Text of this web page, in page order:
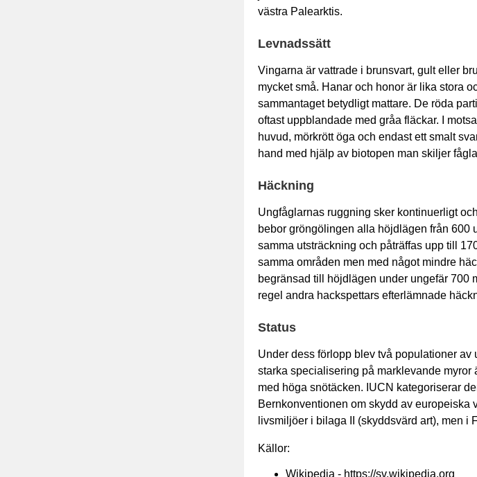
västra Palearktis.
Levnadssätt
Vingarna är vattrade i brunsvart, gult eller
mycket små. Hanar och honor är lika stora
sammantaget betydligt mattare. De röda
oftast uppblandade med gråa fläckar. I
huvud, mörkrött öga och endast ett smalt
hand med hjälp av biotopen man skiljer
Häckning
Ungfåglarnas ruggning sker kontinuerligt
bebor gröngölingen alla höjdlägen från 600
samma utsträckning och påträffas upp till
samma områden men med något mindre
begränsad till höjdlägen under ungefär 700
regel andra hackspettars efterlämnade
Status
Under dess förlopp blev två populationer
starka specialisering på marklevande
med höga snötäcken. IUCN kategoriserar
Bernkonventionen om skydd av europeiska
livsmiljöer i bilaga II (skyddsvärd art), men i
Källor:
Wikipedia - https://sv.wikipedia.org